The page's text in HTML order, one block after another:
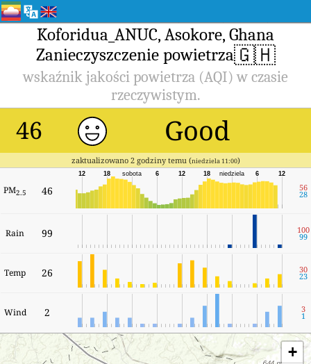
Koforidua_ANUC, Asokore, Ghana
Zanieczyszczenie powietrza🇬🇭
wskaźnik jakości powietrza (AQI) w czasie
rzeczywistym.
46 Good
zaktualizowano 2 godziny temu (niedziela 11:00)
PM2.5 46
12
6
niedziela
18
12
6
sobota
18
12
56
28
Rain 99 100
99
Temp 26 30
23
Wind 2 3
1
+